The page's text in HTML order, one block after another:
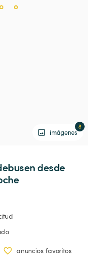
imágenes
8
desde
anuncios favoritos